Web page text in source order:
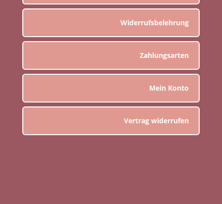
Widerrufsbelehrung
Zahlungsarten
Mein Konto
Vertrag widerrufen